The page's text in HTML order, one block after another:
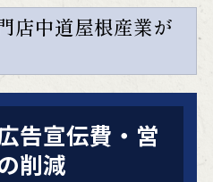
店中道屋根産業が
告宣伝費・営
削減